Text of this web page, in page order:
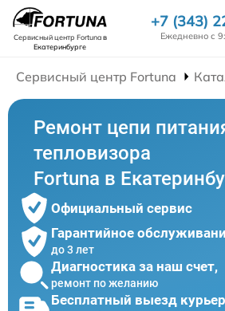
Сервисный центр Fortunaв
Екатеринбурге
+7 (343)
Ежедневно с
Сервисный центр Fortuna
Ремонт цепи
тепловизора
Fortuna в
Официальный сервис
Гарантийное
до 3 лет
Диагностика за наш счет,
ремонт по желанию
Бесплатный выезд